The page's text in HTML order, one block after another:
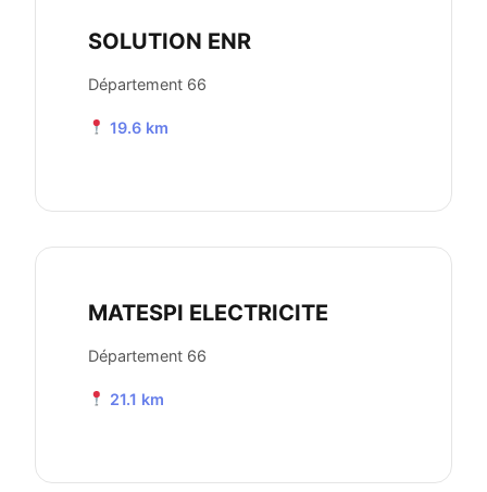
SOLUTION ENR
Département 66
19.6 km
MATESPI ELECTRICITE
Département 66
21.1 km